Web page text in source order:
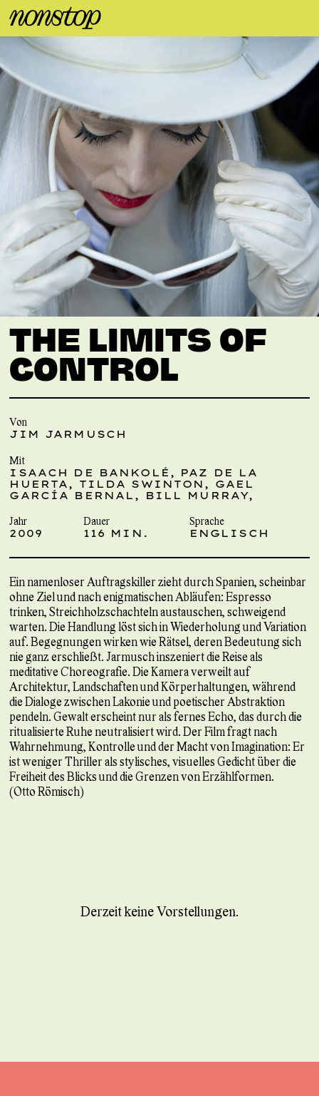
Derzeit keine Vorstellungen.
THE LIMITS OF
CONTROL
Von
JIM JARMUSCH
Mit
ISAACH DE BANKOLÉ, PAZ DE LA
HUERTA, TILDA SWINTON, GAEL
GARCÍA BERNAL, BILL MURRAY,
Jahr
2009
Dauer
116 MIN.
Sprache
ENGLISCH
Ein namenloser Auftragskiller zieht durch Spanien, scheinbar
ohne Ziel und nach enigmatischen Abläufen: Espresso
trinken, Streichholzschachteln austauschen, schweigend
warten. Die Handlung löst sich in Wiederholung und Variation
auf. Begegnungen wirken wie Rätsel, deren Bedeutung sich
nie ganz erschließt. Jarmusch inszeniert die Reise als
meditative Choreografie. Die Kamera verweilt auf
Architektur, Landschaften und Körperhaltungen, während
die Dialoge zwischen Lakonie und poetischer Abstraktion
pendeln. Gewalt erscheint nur als fernes Echo, das durch die
ritualisierte Ruhe neutralisiert wird. Der Film fragt nach
Wahrnehmung, Kontrolle und der Macht von Imagination: Er
ist weniger Thriller als stylisches, visuelles Gedicht über die
Freiheit des Blicks und die Grenzen von Erzählformen.
(Otto Römisch)